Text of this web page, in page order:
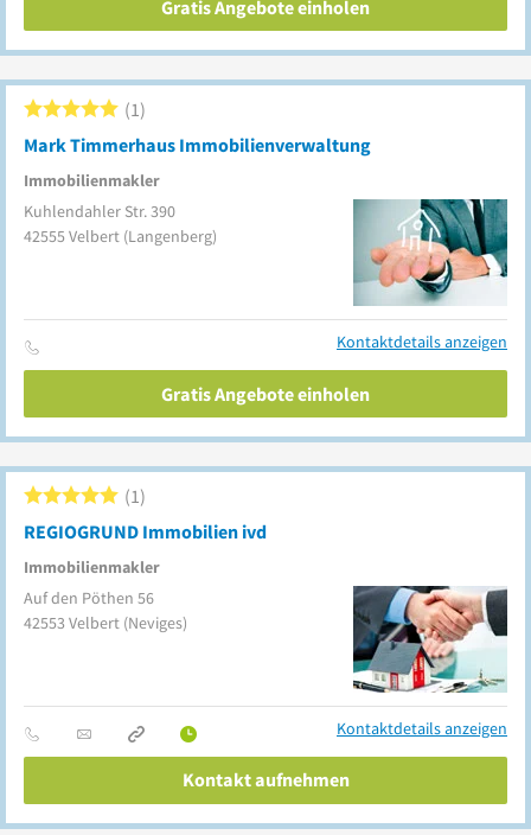
Gratis Angebote einholen
Mark Timmerhaus Immobilienverwaltung
Immobilienmakler
1
Kuhlendahler Str. 390
42555Velbert (Langenberg)
Kontaktdetails anzeigen
Gratis Angebote einholen
REGIOGRUND Immobilien ivd
Immobilienmakler
1
Auf den Pöthen 56
42553 Velbert (Neviges)
Kontaktdetails anzeigen
Kontakt aufnehmen